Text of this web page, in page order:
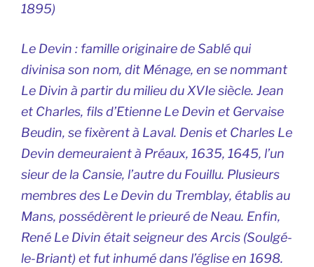
1895)
Le Devin : famille originaire de Sablé qui
divinisa son nom, dit Ménage, en se nommant
Le Divin à partir du milieu du XVIe siècle. Jean
et Charles, fils d’Etienne Le Devin et Gervaise
Beudin, se fixèrent à Laval. Denis et Charles Le
Devin demeuraient à Préaux, 1635, 1645, l’un
sieur de la Cansie, l’autre du Fouillu. Plusieurs
membres des Le Devin du Tremblay, établis au
Mans, possédèrent le prieuré de Neau. Enfin,
René Le Divin était seigneur des Arcis (Soulgé-
le-Briant) et fut inhumé dans l’église en 1698.